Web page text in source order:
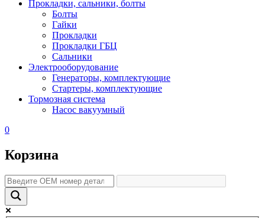
Прокладки, сальники, болты
Болты
Гайки
Прокладки
Прокладки ГБЦ
Сальники
Электрооборудование
Генераторы, комплектующие
Стартеры, комплектующие
Тормозная система
Насос вакуумный
0
Корзина